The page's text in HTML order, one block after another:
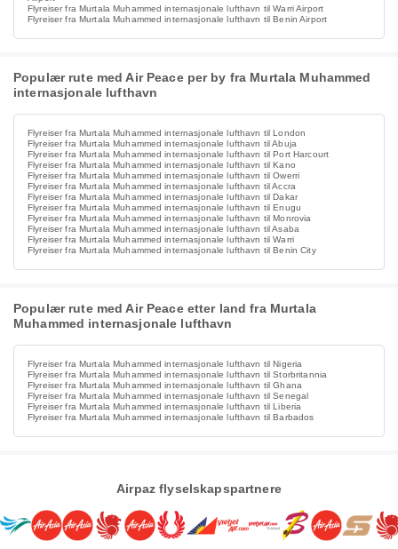
Flyreiser fra Murtala Muhammed internasjonale lufthavn til Warri Airport
Flyreiser fra Murtala Muhammed internasjonale lufthavn til Benin Airport
Populær rute med Air Peace per by fra Murtala Muhammed
internasjonale lufthavn
Flyreiser fra Murtala Muhammed internasjonale lufthavn til London
Flyreiser fra Murtala Muhammed internasjonale lufthavn til Abuja
Flyreiser fra Murtala Muhammed internasjonale lufthavn til Port Harcourt
Flyreiser fra Murtala Muhammed internasjonale lufthavn til Kano
Flyreiser fra Murtala Muhammed internasjonale lufthavn til Owerri
Flyreiser fra Murtala Muhammed internasjonale lufthavn til Accra
Flyreiser fra Murtala Muhammed internasjonale lufthavn til Dakar
Flyreiser fra Murtala Muhammed internasjonale lufthavn til Enugu
Flyreiser fra Murtala Muhammed internasjonale lufthavn til Monrovia
Flyreiser fra Murtala Muhammed internasjonale lufthavn til Asaba
Flyreiser fra Murtala Muhammed internasjonale lufthavn til Warri
Flyreiser fra Murtala Muhammed internasjonale lufthavn til Benin City
Populær rute med Air Peace etter land fra Murtala
Muhammed internasjonale lufthavn
Flyreiser fra Murtala Muhammed internasjonale lufthavn til Nigeria
Flyreiser fra Murtala Muhammed internasjonale lufthavn til Storbritannia
Flyreiser fra Murtala Muhammed internasjonale lufthavn til Ghana
Flyreiser fra Murtala Muhammed internasjonale lufthavn til Senegal
Flyreiser fra Murtala Muhammed internasjonale lufthavn til Liberia
Flyreiser fra Murtala Muhammed internasjonale lufthavn til Barbados
Airpaz flyselskapspartnere